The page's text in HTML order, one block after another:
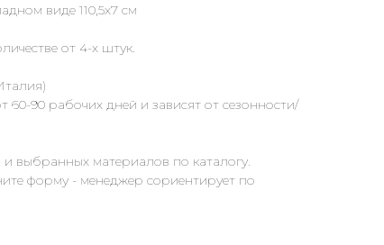
виде 110,5х7 см
от 4-х штук.
60-90 рабочих дней и зависят от сезонности/
выбранных материалов по каталогу.
форму - менеджер сориентирует по